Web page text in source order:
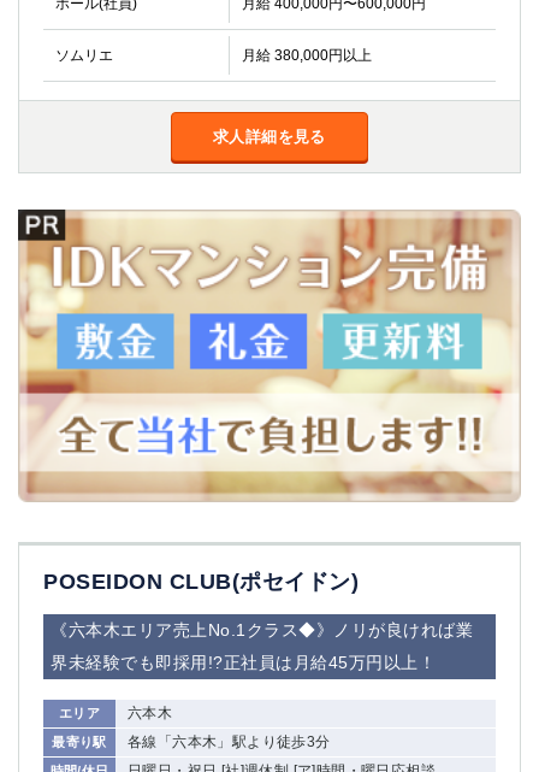
ホール(社員) 月給 400,000円〜600,000円
ソムリエ 月給 380,000円以上
求人詳細を見る
POSEIDON CLUB(ポセイドン)
《六本木エリア売上No.1クラス◆》ノリが良ければ業
界未経験でも即採用!?正社員は月給45万円以上！
エリア 六本木
最寄り駅 各線「六本木」駅より徒歩3分